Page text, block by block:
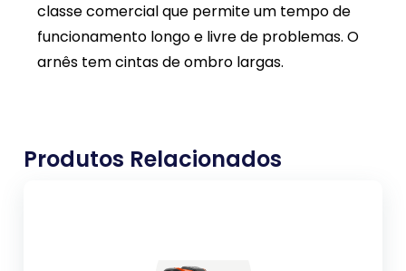
classe comercial que permite um tempo de
funcionamento longo e livre de problemas. O
arnês tem cintas de ombro largas.
Produtos Relacionados